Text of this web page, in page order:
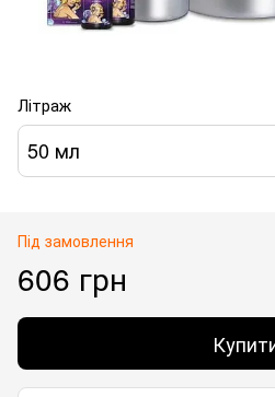
Літраж
50 мл
Під замовлення
606 грн